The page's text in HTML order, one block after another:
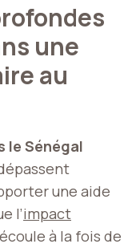
une
au
le Sénégal
une aide
l’impact
à la fois de